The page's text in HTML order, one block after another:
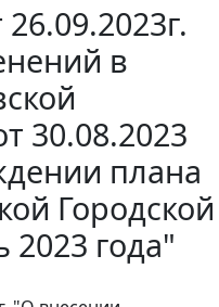
в
30.08.2023
плана
Городской
года"